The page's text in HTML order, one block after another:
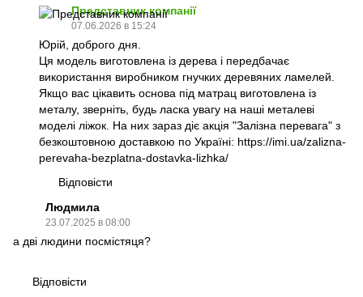
Представник компанії
07.06.2026 в 15:24
Юрій, доброго дня.
Ця модель виготовлена із дерева і передбачає
використання виробником гнучких деревяних ламелей.
Якщо вас цікавить основа під матрац виготовлена із
металу, зверніть, будь ласка увагу на наші металеві
моделі ліжок. На них зараз діє акція "Залізна перевага" з
безкоштовною доставкою по Україні: https://imi.ua/zalizna-
perevaha-bezplatna-dostavka-lizhka/
Відповісти
Людмила
23.07.2025 в 08:00
а дві людини посмістяця?
Відповісти